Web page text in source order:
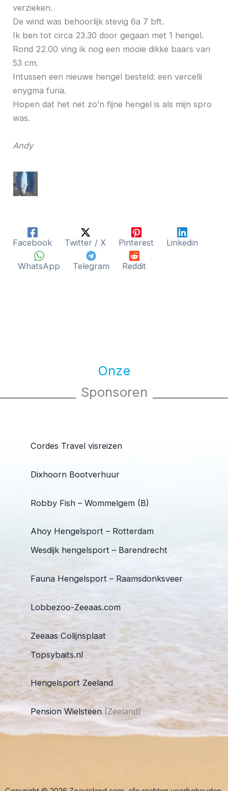
verzieken.
De wind was behoorlijk stevig 6a 7 bft.
Ik ben tot circa 23.30 door gegaan met 1 hengel.
Rond 22.00 ving ik nog een mooie dikke baars van
53 cm.
Intussen een nieuwe hengel besteld: een vercelli
enygma furia.
Hopen dat het net zo’n fijne hengel is als mijn spro
was.
Andy
Facebook Twitter / X Pinterest Linkedin
WhatsApp Telegram Reddit
Onze
Sponsoren
Cordes Travel visreizen
Dixhoorn Bootverhuur
Robby Fish – Wommelgem (B)
Ahoy Hengelsport – Rotterdam
Wesdijk hengelsport – Barendrecht
Fauna Hengelsport – Raamsdonksveer
Lobbezoo-Zeeaas.com
Zeeaas Colijnsplaat
Topsybaits.nl
Hengelsport Zeeland
Pension Wielsteen (Zeeland)